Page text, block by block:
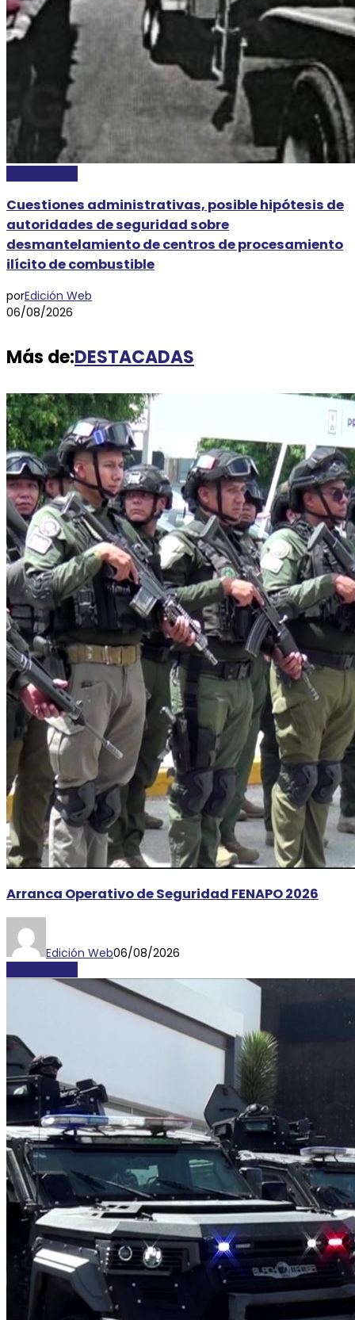
Cuestiones administrativas, posible hipótesis de
autoridades de seguridad sobre
desmantelamiento de centros de procesamiento
ilícito de combustible
porEdición Web
06/08/2026
Más de:DESTACADAS
Arranca Operativo de Seguridad FENAPO 2026
Edición Web06/08/2026